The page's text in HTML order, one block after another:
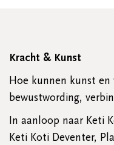
Kracht & Kunst
Hoe kunnen kunst
bewustwording,
In aanloop naar Keti
Keti Koti Deventer,